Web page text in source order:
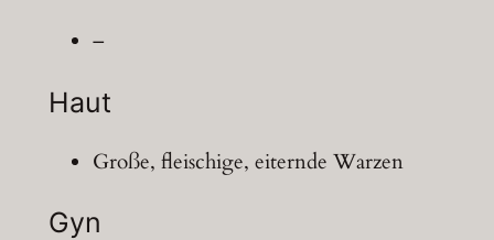
–
Haut
Große, fleischige, eiternde Warzen
Gyn